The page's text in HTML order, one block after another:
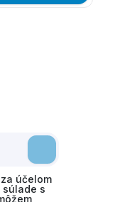
za účelom
s